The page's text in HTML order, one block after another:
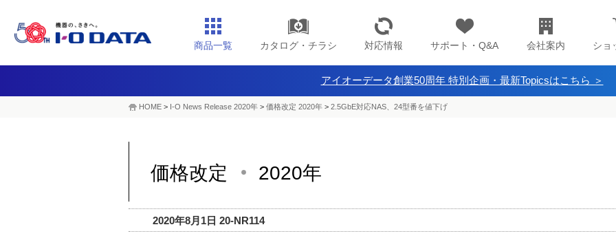
商品一覧 カタログ・チラシ 対応情報 サポート・Q&A 会社案内 ショ
アイオーデータ創業50周年 特別企画・最新Topicsはこちら ＞
HOME > I-O News Release 2020年 > 価格改定 2020年 > 2.5GbE対応NAS、24型番を値下げ
価格改定 2020年
2020年8月1日 20-NR114